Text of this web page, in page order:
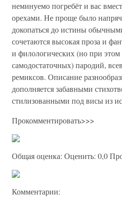
неминуемо погребёт и вас
орехами. Не проще было
докопаться до истины
сочетаются высокая проза и
и филологических (но при
самодостаточных) пародий,
ремиксов. Описание
дополняется забавными
стилизованными под висы из
Прокомментировать>>>
Общая оценка: Оценить: 0,0
Комментарии: